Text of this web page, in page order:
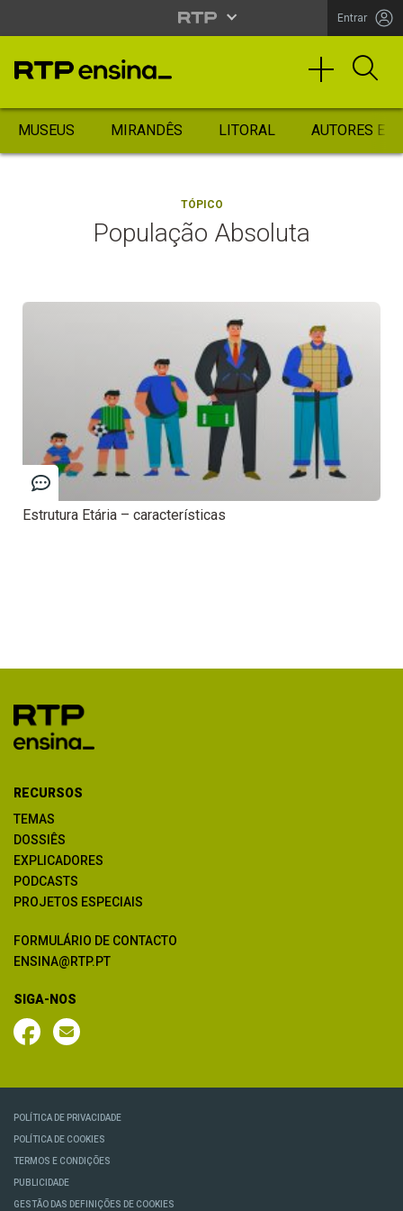
Entrar
MUSEUS MIRANDÊS LITORAL AUTORES
TÓPICO
População Absoluta
Estrutura Etária – características
RECURSOS
TEMAS
DOSSIÊS
EXPLICADORES
PODCASTS
PROJETOS ESPECIAIS
FORMULÁRIO DE CONTACTO
ENSINA@RTP.PT
SIGA-NOS
POLÍTICA DE PRIVACIDADE
POLÍTICA DE COOKIES
TERMOS E CONDIÇÕES
PUBLICIDADE
GESTÃO DAS DEFINIÇÕES DE COOKIES